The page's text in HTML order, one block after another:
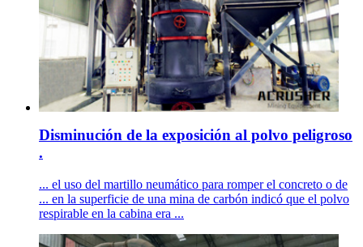
Disminución de la exposición al polvo peligroso
.
... el uso del martillo neumático para romper el concreto o de
... en la superficie de una mina de carbón indicó que el polvo
respirable en la cabina era ...